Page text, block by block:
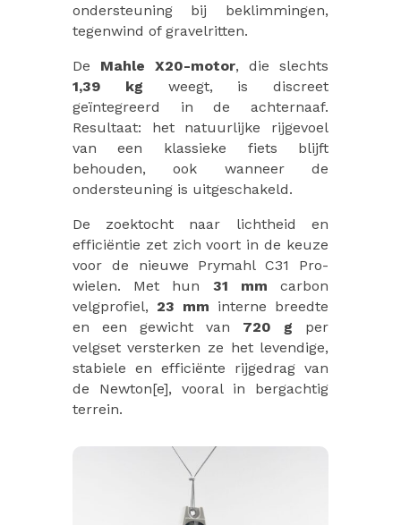
ondersteuning bij beklimmingen,
tegenwind of gravelritten.
De Mahle X20-motor, die slechts
1,39 kg weegt, is discreet
geïntegreerd in de achternaaf.
Resultaat: het natuurlijke rijgevoel
van een klassieke fiets blijft
behouden, ook wanneer de
ondersteuning is uitgeschakeld.
De zoektocht naar lichtheid en
efficiëntie zet zich voort in de keuze
voor de nieuwe Prymahl C31 Pro-
wielen. Met hun 31 mm carbon
velgprofiel, 23 mm interne breedte
en een gewicht van 720 g per
velgset versterken ze het levendige,
stabiele en efficiënte rijgedrag van
de Newton[e], vooral in bergachtig
terrein.